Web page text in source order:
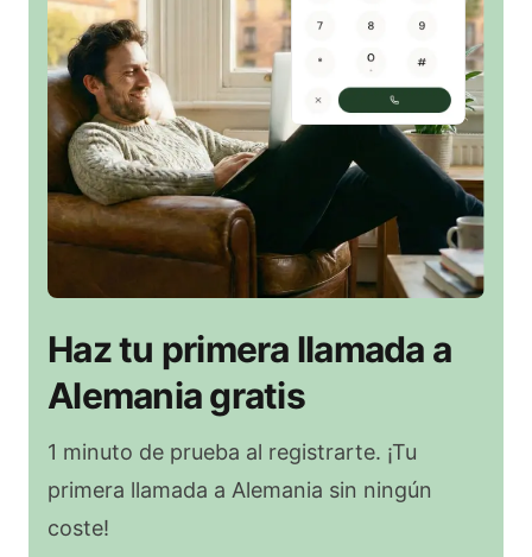
Haz tu primera llamada a
Alemania gratis
1 minuto de prueba al registrarte. ¡Tu
primera llamada a Alemania sin ningún
coste!